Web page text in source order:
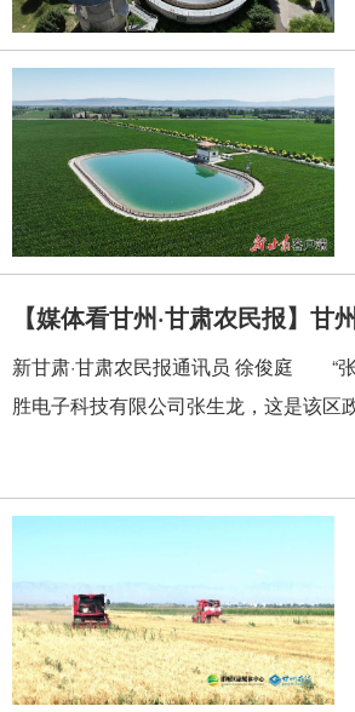
【媒体看甘州·甘肃农民报】
新甘肃·甘肃农民报通讯员 徐俊庭 “张
胜电子科技有限公司张生龙，这是该区